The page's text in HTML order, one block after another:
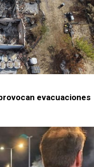
evacuaciones